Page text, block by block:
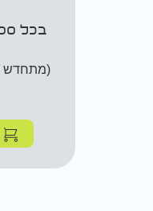
בכל
(מתחדש